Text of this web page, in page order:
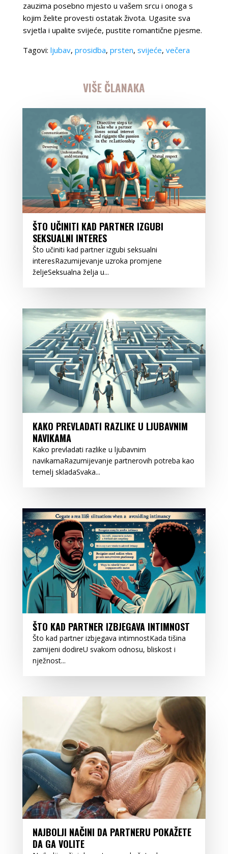
zauzima posebno mjesto u vašem srcu i onoga s
kojim želite provesti ostatak života. Ugasite sva
svjetla i upalite svijeće, pustite romantične pjesme.
Tagovi: ljubav, prosidba, prsten, svijeće, večera
VIŠE ČLANAKA
ŠTO UČINITI KAD PARTNER IZGUBI
SEKSUALNI INTERES
Što učiniti kad partner izgubi seksualni
interesRazumijevanje uzroka promjene
željeSeksualna želja u...
KAKO PREVLADATI RAZLIKE U LJUBAVNIM
NAVIKAMA
Kako prevladati razlike u ljubavnim
navikamaRazumijevanje partnerovih potreba kao
temelj skladaSvaka...
ŠTO KAD PARTNER IZBJEGAVA INTIMNOST
Što kad partner izbjegava intimnostKada tišina
zamijeni dodireU svakom odnosu, bliskost i
nježnost...
NAJBOLJI NAČINI DA PARTNERU POKAŽETE
DA GA VOLITE